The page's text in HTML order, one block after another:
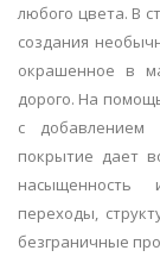
любого цвета. В
создания
окрашенное в
дорого. На
с добавлением
покрытие дает
насыщенность
переходы,
безграничные